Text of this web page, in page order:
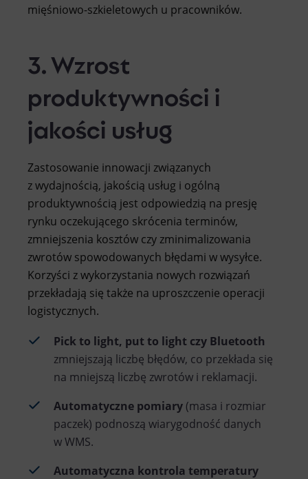
mięśniowo-szkieletowych u pracowników.
3. Wzrost
produktywności i
jakości usług
Zastosowanie innowacji związanych
z wydajnością, jakością usług i ogólną
produktywnością jest odpowiedzią na presję
rynku oczekującego skrócenia terminów,
zmniejszenia kosztów czy zminimalizowania
zwrotów spowodowanych błędami w wysyłce.
Korzyści z wykorzystania nowych rozwiązań
przekładają się także na uproszczenie operacji
logistycznych.
Pick to light, put to light czy Bluetooth
zmniejszają liczbę błędów, co przekłada się
na mniejszą liczbę zwrotów i reklamacji.
Automatyczne pomiary (masa i rozmiar
paczek) podnoszą wiarygodność danych
w WMS.
Automatyczna kontrola temperatury